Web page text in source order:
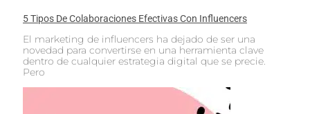
5 Tipos De Colaboraciones Efectivas Con Influencers
El marketing de influencers ha dejado de ser una
novedad para convertirse en una herramienta clave
dentro de cualquier estrategia digital que se precie.
Pero